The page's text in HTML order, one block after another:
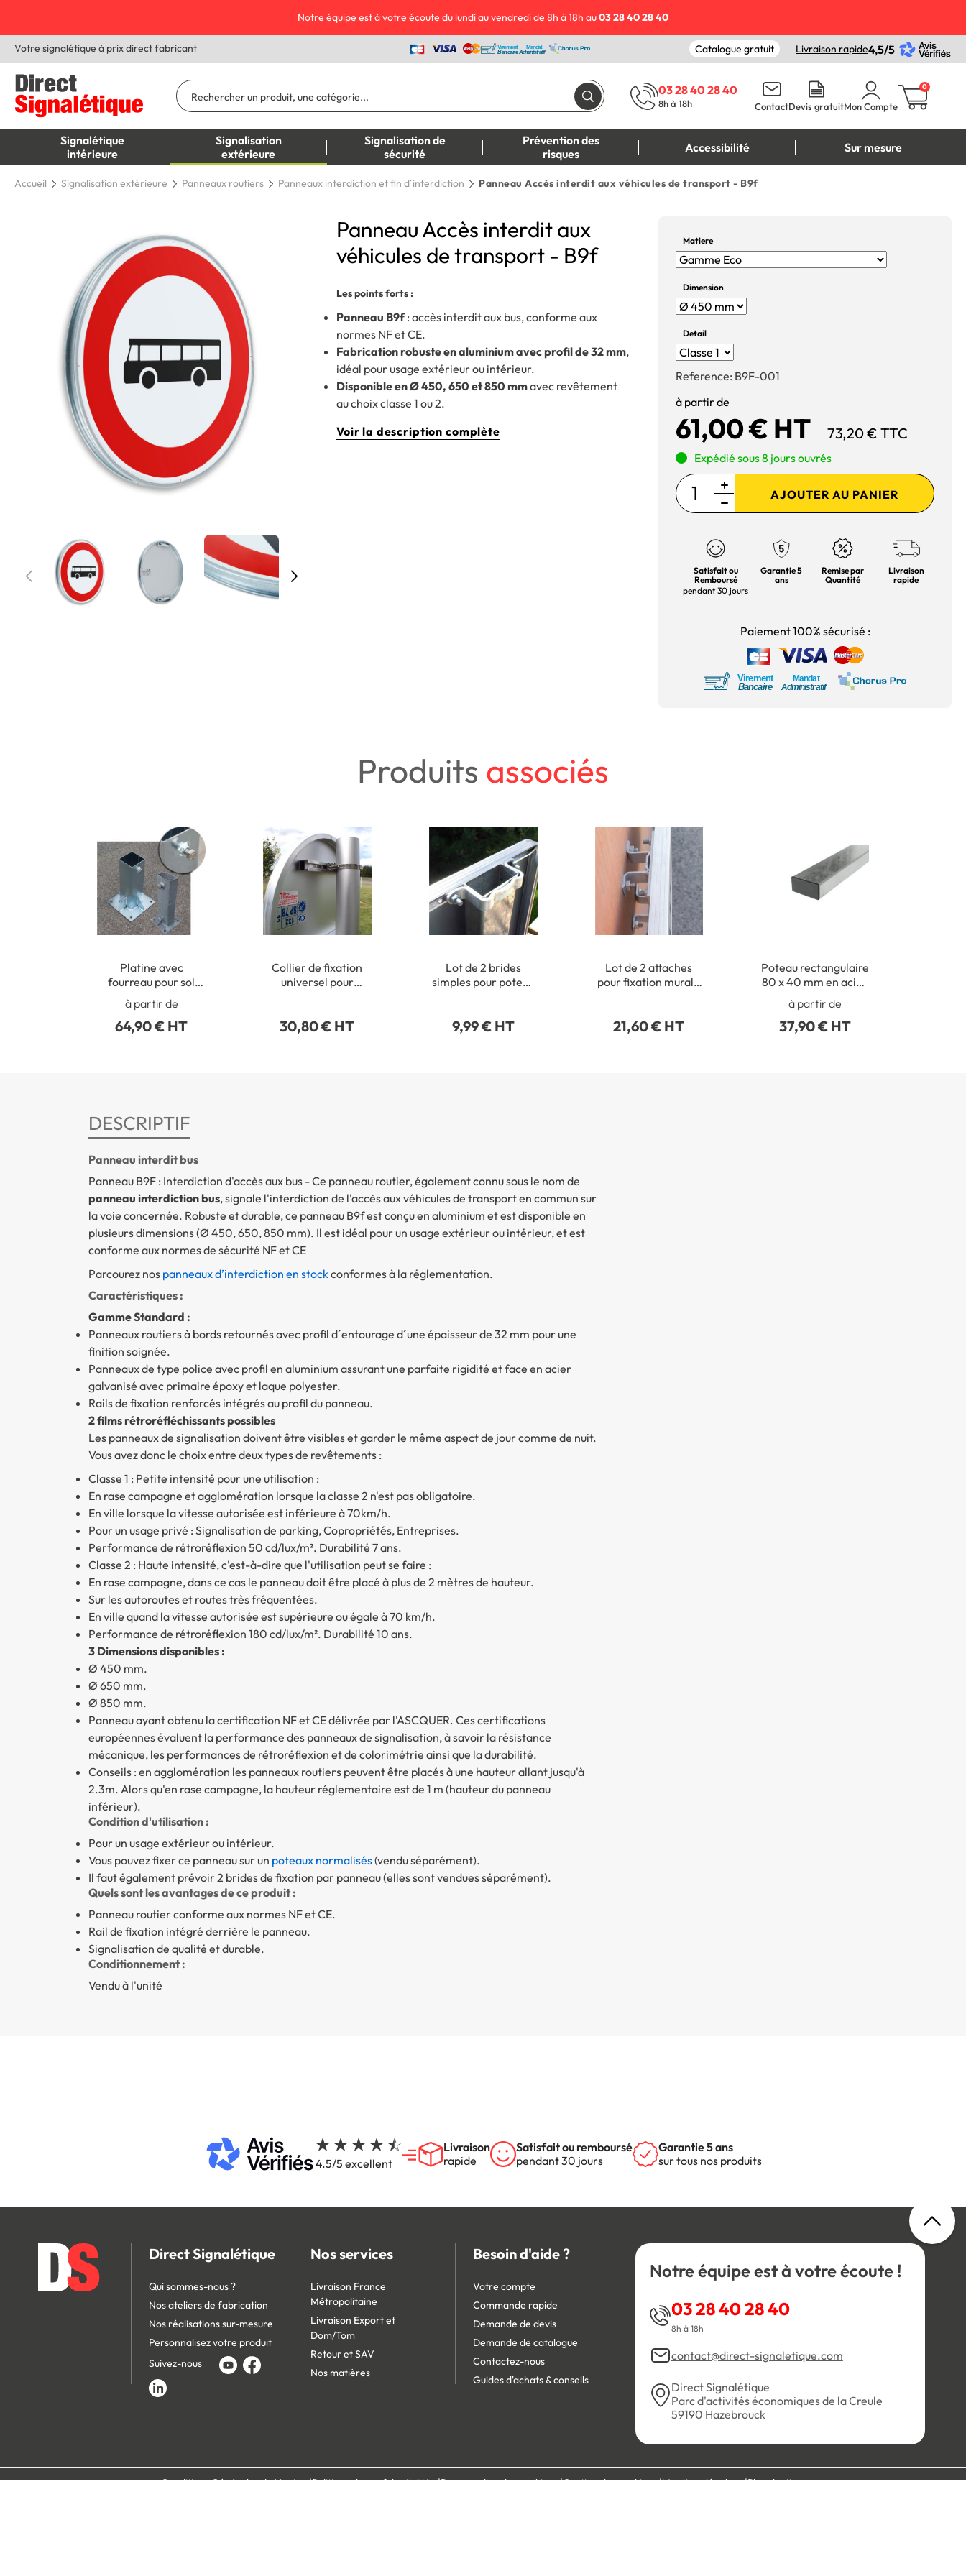
Notre équipe est à votre écoute du lundi au vendredi de 8h à 18h au03 28 40 28 40
Votre signalétique à prix direct fabricant Catalogue gratuit Livraison rapide4,5/5
03 28 40 28 40
8h à 18h ContactDevis gratuitMon Compte
0
Signalétique
intérieure
Signalisation
extérieure
Signalisation de
sécurité
Prévention des
risques
Accessibilité Sur mesure
Accueil Signalisation extérieure Panneaux routiers Panneaux interdiction et fin d´interdiction Panneau Accès interdit aux véhicules de transport - B9f
Panneau Accès interdit aux
véhicules de transport - B9f
Les points forts :
Panneau B9f: accès interdit aux bus, conforme aux
normes NF et CE.
Fabrication robuste en aluminium avec profil de 32 mm,
idéal pour usage extérieur ou intérieur.
Disponible en Ø 450, 650 et 850 mmavec revêtement
au choix classe 1 ou 2.
Voir la description complète
Matiere
Dimension
Detail
Reference: B9F-001
à partir de
61,00 € HT 73,20 € TTC
Expédié sous 8 jours ouvrés
AJOUTER AU PANIER
Satisfait ou
Remboursé
pendant 30 jours
Garantie 5
ans
Remise par
Quantité
Livraison
rapide
Paiement 100% sécurisé :
Produits associés
Platine avec
fourreau pour sol
à partir de
64,90 € HT
Collier de fixation
universel pour
30,80 € HT
Lot de 2 brides
simples pour poteau
9,99 € HT
Lot de 2 attaches
pour fixation murale
21,60 € HT
Poteau rectangulaire
80 x 40 mm en acier
galva avec bouchon
obturateur
à partir de
37,90 € HT
DESCRIPTIF
Panneau interdit bus
Panneau B9F : Interdiction d'accès aux bus - Ce panneau routier, également connu sous le nom de
panneau interdiction bus, signale l'interdiction de l'accès aux véhicules de transport en commun sur
la voie concernée. Robuste et durable, ce panneau B9f est conçu en aluminium et est disponible en
plusieurs dimensions (Ø 450, 650, 850 mm). Il est idéal pour un usage extérieur ou intérieur, et est
conforme aux normes de sécurité NF et CE
Parcourez nos panneaux d’interdiction en stockconformes à la réglementation.
Caractéristiques :
Gamme Standard :
Panneaux routiers à bords retournés avec profil d´entourage d´une épaisseur de 32 mm pour une
finition soignée.
Panneaux de type police avec profil en aluminium assurant une parfaite rigidité et face en acier
galvanisé avec primaire époxy et laque polyester.
Rails de fixation renforcés intégrés au profil du panneau.
2 films rétroréfléchissants possibles
Les panneaux de signalisation doivent être visibles et garder le même aspect de jour comme de nuit.
Vous avez donc le choix entre deux types de revêtements :
Classe 1 : Petite intensité pour une utilisation :
En rase campagne et agglomération lorsque la classe 2 n'est pas obligatoire.
En ville lorsque la vitesse autorisée est inférieure à 70km/h.
Pour un usage privé : Signalisation de parking, Copropriétés, Entreprises.
Performance de rétroréflexion 50 cd/lux/m². Durabilité 7 ans.
Classe 2 : Haute intensité, c'est-à-dire que l'utilisation peut se faire :
En rase campagne, dans ce cas le panneau doit être placé à plus de 2 mètres de hauteur.
Sur les autoroutes et routes très fréquentées.
En ville quand la vitesse autorisée est supérieure ou égale à 70 km/h.
Performance de rétroréflexion 180 cd/lux/m². Durabilité 10 ans.
3 Dimensions disponibles :
Ø 450 mm.
Ø 650 mm.
Ø 850 mm.
Panneau ayant obtenu la certification NF et CE délivrée par l'ASCQUER. Ces certifications
européennes évaluent la performance des panneaux de signalisation, à savoir la résistance
mécanique, les performances de rétroréflexion et de colorimétrie ainsi que la durabilité.
Conseils : en agglomération les panneaux routiers peuvent être placés à une hauteur allant jusqu'à
2.3m. Alors qu'en rase campagne, la hauteur réglementaire est de 1 m (hauteur du panneau
inférieur).
Condition d'utilisation :
Pour un usage extérieur ou intérieur.
Vous pouvez fixer ce panneau sur un poteaux normalisés(vendu séparément).
Il faut également prévoir 2 brides de fixation par panneau (elles sont vendues séparément).
Quels sont les avantages de ce produit :
Panneau routier conforme aux normes NF et CE.
Rail de fixation intégré derrière le panneau.
Signalisation de qualité et durable.
Conditionnement :
Vendu à l'unité
4.5/5 excellent
Livraison
rapide
Satisfait ou remboursé
pendant 30 jours
Garantie 5 ans
sur tous nos produits
Direct Signalétique
Qui sommes-nous ?
Nos ateliers de fabrication
Nos réalisations sur-mesure
Personnalisez votre produit
Suivez-nous
Nos services
Livraison France
Métropolitaine
Livraison Export et
Dom/Tom
Retour et SAV
Nos matières
Besoin d'aide ?
Votre compte
Commande rapide
Demande de devis
Demande de catalogue
Contactez-nous
Guides d'achats & conseils
Notre équipe est à votre écoute !
03 28 40 28 40
8h à 18h
contact@direct-signaletique.com
Direct Signalétique
Parc d'activités économiques de la Creule
59190 Hazebrouck
Conditions Générales de Vente Politique de confidentialité Personnaliser les cookies Gestion des cookies Mentions légales Plan du site